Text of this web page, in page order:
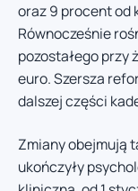
oraz 9 procent od
Równocześnie
pozostałego przy
euro. Szersza
dalszej części
Zmiany obejmują
ukończyły